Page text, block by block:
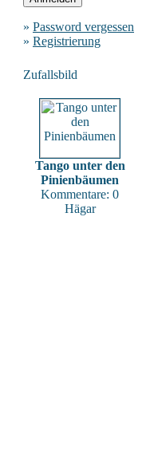
» Password vergessen
» Registrierung
Zufallsbild
Tango unter den
Pinienbäumen
Kommentare: 0
Hägar